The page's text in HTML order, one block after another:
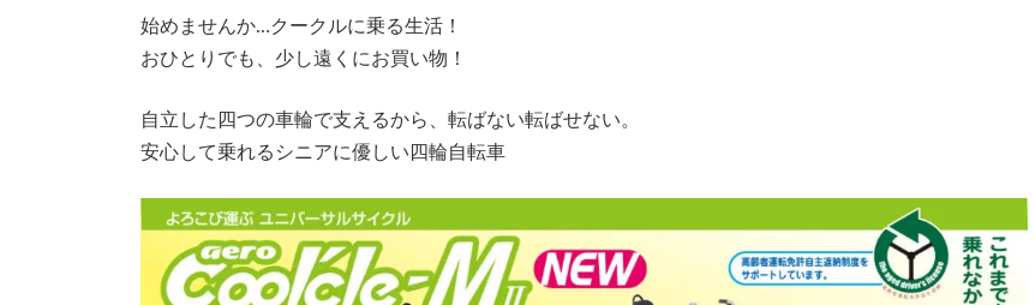
始めませんか…クークルに乗る生活！
おひとりでも、少し遠くにお買い物！
自立した四つの車輪で支えるから、転ばない転ばせない。
安心して乗れるシニアに優しい四輪自転車